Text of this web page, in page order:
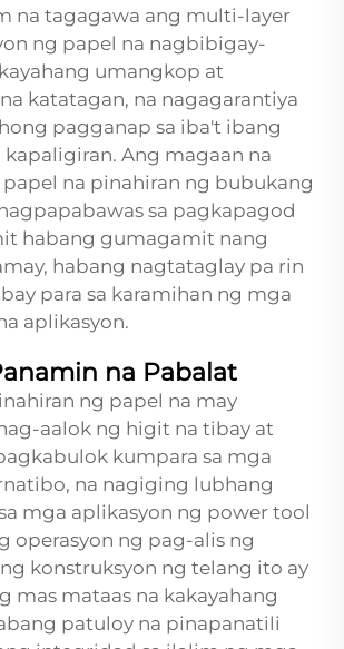
na tagagawa ang multi-layer
ng papel na nagbibigay-
umangkop at
katatagan, na nagagarantiya
pagganap sa iba't ibang
Ang magaan na
na pinahiran ng bubukang
sa pagkapagod
habang gumagamit nang
habang nagtataglay pa rin
para sa karamihan ng mga
aplikasyon.
na Pabalat
ng papel na may
aalok ng higit na tibay at
kumpara sa mga
na nagiging lubhang
mga aplikasyon ng power tool
operasyon ng pag-alis ng
konstruksyon ng telang ito ay
mas mataas na kakayahang
patuloy na pinapanatili